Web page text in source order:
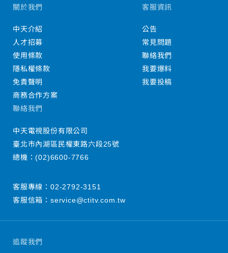
追蹤我們
關於我們
中天介紹
人才招募
使用條款
隱私權條款
免責聲明
商務合作方案
客服資訊
公告
常見問題
聯絡我們
我要爆料
我要投稿
聯絡我們
中天電視股份有限公司
臺北市內湖區民權東路六段25號
總機：(02)6600-7766
客服專線： 02-2792-3151
客服信箱： service@ctitv.com.tw